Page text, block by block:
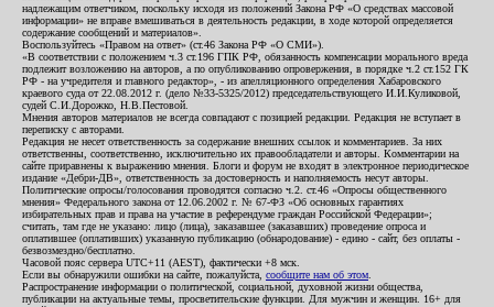
надлежащим ответчиком, поскольку исходя из положений Закона РФ «О средствах массовой
информации» не вправе вмешиваться в деятельность редакции, в ходе которой определяется
содержание сообщений и материалов».
Воспользуйтесь «Правом на ответ» (ст.46 Закона РФ «О СМИ»).
«В соответствии с положением ч.3 ст.196 ГПК РФ, обязанность компенсации морального вреда
подлежит возложению на авторов, а по опубликованию опровержения, в порядке ч.2 ст.152 ГК
РФ - на учредителя и главного редактор», - из апелляционного определения Хабаровского
краевого суда от 22.08.2012 г. (дело №33-5325/2012) председательствующего И.И.Куликовой,
судей С.И.Дорожко, Н.В.Пестовой.
Мнения авторов материалов не всегда совпадают с позицией редакции. Редакция не вступает в
переписку с авторами.
Редакция не несет ответственность за содержание внешних ссылок и комментариев. За них
ответственны, соответственно, исключительно их правообладатели и авторы. Комментарии на
сайте приравнены к выражению мнения. Блоги и форум не входят в электронное периодическое
издание «Дебри-ДВ», ответственность за достоверность и наполняемость несут авторы.
Политические опросы/голосования проводятся согласно ч.2. ст.46 «Опросы общественного
мнения» Федерального закона от 12.06.2002 г. № 67-ФЗ «Об основных гарантиях
избирательных прав и права на участие в референдуме граждан Российской Федерации»;
считать, там где не указано: лицо (лица), заказавшее (заказавших) проведение опроса и
оплатившее (оплативших) указанную публикацию (обнародование) - едино - сайт, без оплаты -
безвозмездно/бесплатно.
Часовой пояс сервера UTC+11 (AEST), фактически +8 мск.
Если вы обнаружили ошибки на сайте, пожалуйста, сообщите нам об этом
Распространение информации о политической, социальной, духовной жизни общества,
публикации на актуальные темы, просветительские функции. Для мужчин и женщин. 16+ для